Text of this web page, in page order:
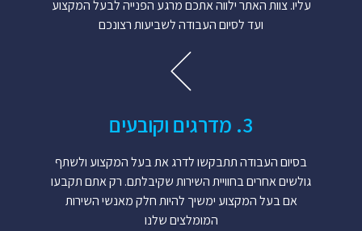
עליו. צוות האתר ילווה אתכם מרגע הפנייה לבעל המקצוע
ועד לסיום העבודה לשביעות רצונכם
3. מדרגים וקובעים
בסיום העבודה תתבקשו לדרג את בעל המקצוע ולשתף
גולשים אחרים בחוויית השירות שקיבלתם. רק אתם תקבעו
אם בעל המקצוע ימשיך להיות חלק מאנשי השירות
המומלצים שלנו